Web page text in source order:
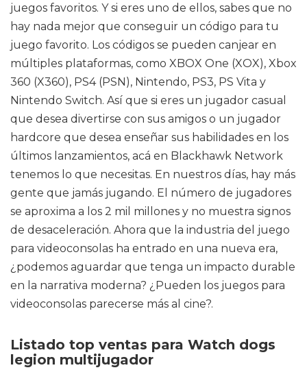
juegos favoritos. Y si eres uno de ellos, sabes que no
hay nada mejor que conseguir un código para tu
juego favorito. Los códigos se pueden canjear en
múltiples plataformas, como XBOX One (XOX), Xbox
360 (X360), PS4 (PSN), Nintendo, PS3, PS Vita y
Nintendo Switch. Así que si eres un jugador casual
que desea divertirse con sus amigos o un jugador
hardcore que desea enseñar sus habilidades en los
últimos lanzamientos, acá en Blackhawk Network
tenemos lo que necesitas. En nuestros días, hay más
gente que jamás jugando. El número de jugadores
se aproxima a los 2 mil millones y no muestra signos
de desaceleración. Ahora que la industria del juego
para videoconsolas ha entrado en una nueva era,
¿podemos aguardar que tenga un impacto durable
en la narrativa moderna? ¿Pueden los juegos para
videoconsolas parecerse más al cine?.
Listado top ventas para Watch dogs
legion multijugador